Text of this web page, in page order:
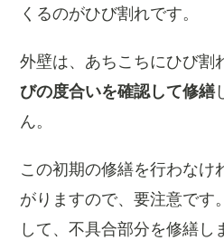
くるのがひび割れです。
外壁は、あちこちにひび割
びの度合いを確認して修繕
ん。
この初期の修繕を行わなけ
がりますので、要注意です
して、不具合部分を修繕し